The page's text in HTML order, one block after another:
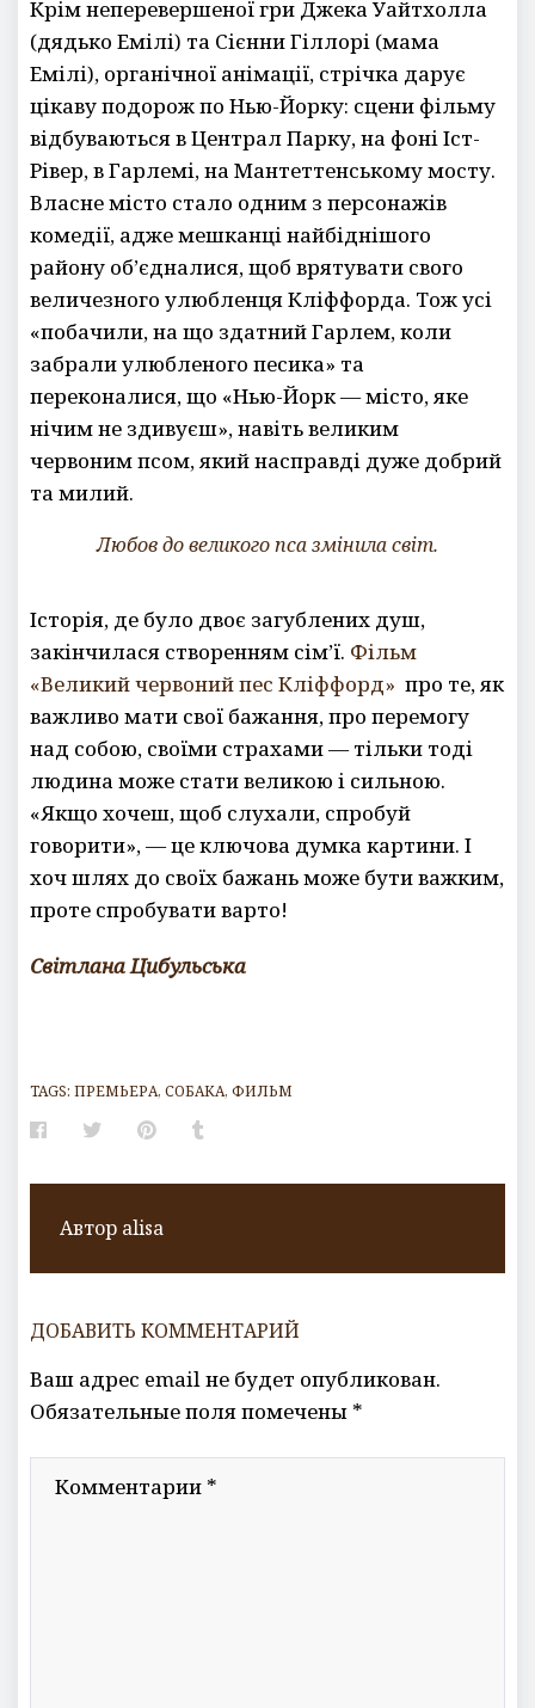
Крім неперевершеної гри Джека Уайтхолла
(дядько Емілі) та Сієнни Гіллорі (мама
Емілі), органічної анімації, стрічка дарує
цікаву подорож по Нью-Йорку: сцени фільму
відбуваються в Централ Парку, на фоні Іст-
Рівер, в Гарлемі, на Мантеттенському мосту.
Власне місто стало одним з персонажів
комедії, адже мешканці найбіднішого
району об’єдналися, щоб врятувати свого
величезного улюбленця Кліффорда. Тож усі
«побачили, на що здатний Гарлем, коли
забрали улюбленого песика» та
переконалися, що «Нью-Йорк — місто, яке
нічим не здивуєш», навіть великим
червоним псом, який насправді дуже добрий
та милий.
Любов до великого пса змінила світ.
Історія, де було двоє загублених душ,
закінчилася створенням сім’ї. Фільм
«Великий червоний пес Кліффорд» про те, як
важливо мати свої бажання, про перемогу
над собою, своїми страхами — тільки тоді
людина може стати великою і сильною.
«Якщо хочеш, щоб слухали, спробуй
говорити», — це ключова думка картини. І
хоч шлях до своїх бажань може бути важким,
проте спробувати варто!
Світлана Цибульська
TAGS: ПРЕМЬЕРА, СОБАКА, ФИЛЬМ
FacebookTwitterPinterest
Автор alisa
ДОБАВИТЬ КОММЕНТАРИЙ
Ваш адрес email не будет опубликован.
Обязательные поля помечены *